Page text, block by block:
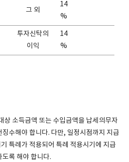
그 외
14
%
투자신탁의
이익
14
%
상 소득금액 또는 수입금액을 납세의무자
수해야 합니다. 다만, 일정시점까지 지급
특례가 적용되어 특례 적용시기에 지급
록 해야 합니다.